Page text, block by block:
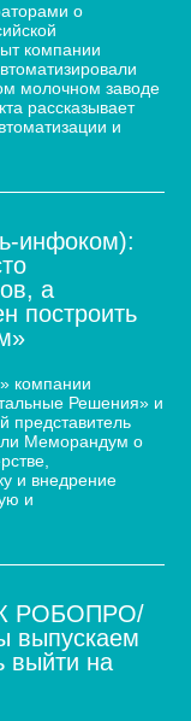
о
компании
молочном заводе
рассказывает
и
инфоком):
а
построить
компании
Решения» и
представитель
Меморандум о
и внедрение
и
РОБОПРО/
выпускаем
выйти на